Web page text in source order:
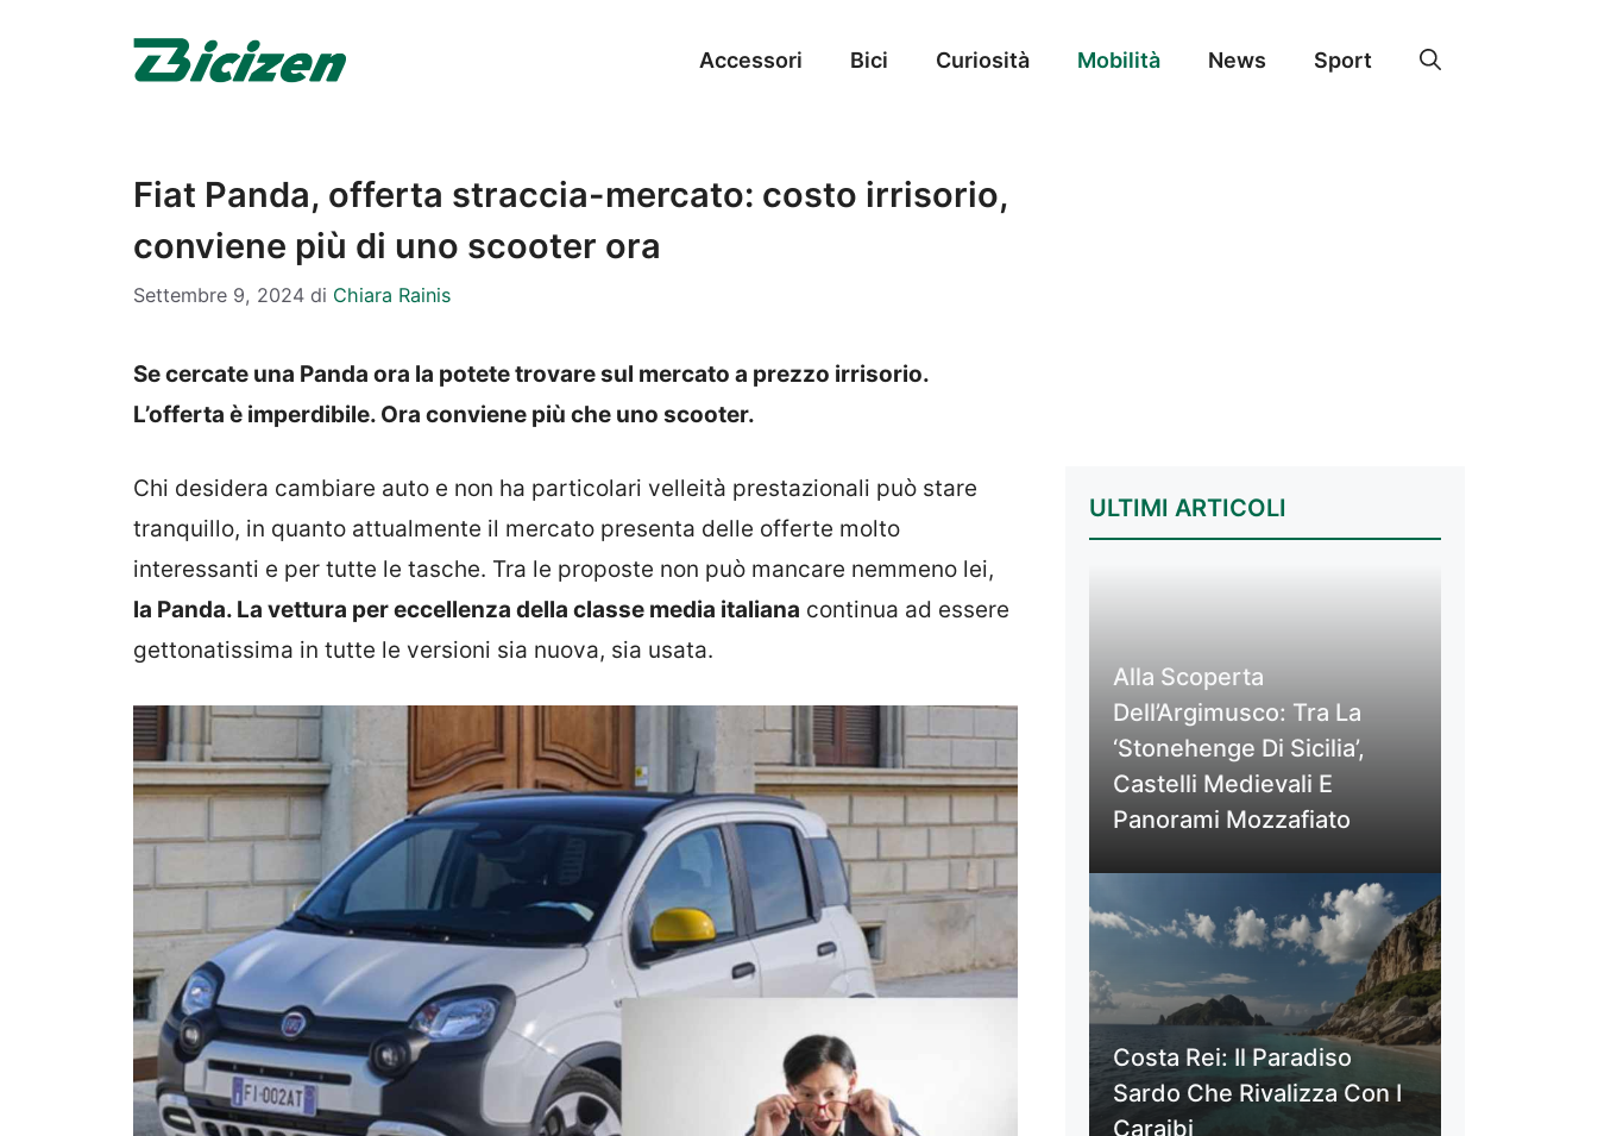
Accessori Bici Curiosità Mobilità News Sport
Fiat Panda, offerta straccia-mercato: costo irrisorio,
conviene più di uno scooter ora
Settembre 9, 2024 di Chiara Rainis
Se cercate una Panda ora la potete trovare sul mercato a prezzo irrisorio.
L’offerta è imperdibile. Ora conviene più che uno scooter.
Chi desidera cambiare auto e non ha particolari velleità prestazionali può stare
tranquillo, in quanto attualmente il mercato presenta delle offerte molto
interessanti e per tutte le tasche. Tra le proposte non può mancare nemmeno lei,
la Panda. La vettura per eccellenza della classe media italiana continua ad essere
gettonatissima in tutte le versioni sia nuova, sia usata.
ULTIMI ARTICOLI
Alla Scoperta
Dell’Argimusco: Tra La
‘Stonehenge Di Sicilia’,
Castelli Medievali E
Panorami Mozzafiato
Costa Rei: Il Paradiso
Sardo Che Rivalizza Con I
Caraibi